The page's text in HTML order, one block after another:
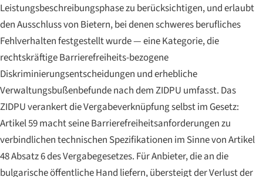
Leistungsbeschreibungsphase zu berücksichtigen, und erlaubt
den Ausschluss von Bietern, bei denen schweres berufliches
Fehlverhalten festgestellt wurde — eine Kategorie, die
rechtskräftige Barrierefreiheits-bezogene
Diskriminierungsentscheidungen und erhebliche
Verwaltungsbußenbefunde nach dem ZIDPU umfasst. Das
ZIDPU verankert die Vergabeverknüpfung selbst im Gesetz:
Artikel 59 macht seine Barrierefreiheitsanforderungen zu
verbindlichen technischen Spezifikationen im Sinne von Artikel
48 Absatz 6 des Vergabegesetzes. Für Anbieter, die an die
bulgarische öffentliche Hand liefern, übersteigt der Verlust der